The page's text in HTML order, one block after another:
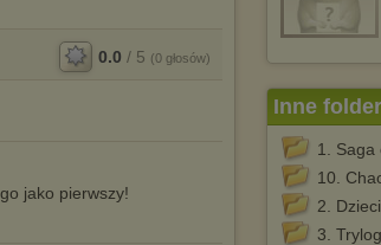
0.0 / 5 (0 głosów)
jako pierwszy!
Inne
1. Saga
10.
2.
3.